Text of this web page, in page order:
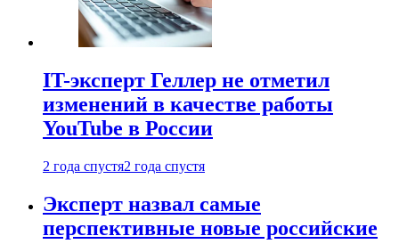
IT-эксперт Геллер не отметил
изменений в качестве работы
YouTube в России
2 года спустя2 года спустя
Эксперт назвал самые
перспективные новые российские